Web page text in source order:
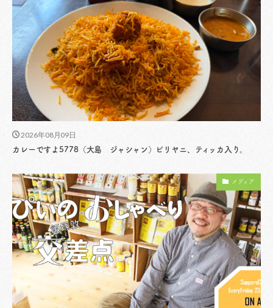
2026年08月09日
カレーですよ5778（大島 ジャシャン）ビリヤニ、ティッカ入り。
メディア